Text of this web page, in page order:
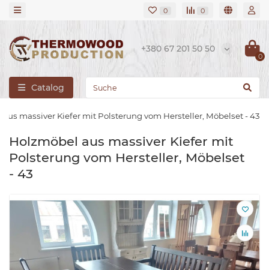
0 0
+380 67 201 50 50
0
Catalog
massiver Kiefer mit Polsterung vom Hersteller, Möbelset - 43
Holzmöbel aus massiver Kiefer mit
Polsterung vom Hersteller, Möbelset
- 43